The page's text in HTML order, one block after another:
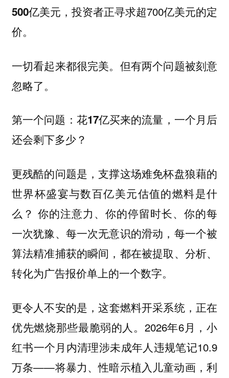
500亿美元 ，投资者正寻求超700亿美元的定
价。
一切看起来都很完美。但有两个问题被刻意
忽略了。
第一个问题：花17亿买来的流量，一个月后
还会剩下多少？
更残酷的问题是，支撑这场难免杯盘狼藉的
世界杯盛宴与数百亿美元估值的燃料是什
么？ 你的注意力、你的停留时长、你的每
一次犹豫、每一次无意识的滑动，每一个被
算法精准捕获的瞬间，都在被提取、分析、
转化为广告报价单上的一个数字。
更令人不安的是，这套燃料开采系统，正在
优先燃烧那些最脆弱的人 。2026年6月，小
红书一个月内清理涉未成年人违规笔记10.9
万条——将暴力、性暗示植入儿童动画，利